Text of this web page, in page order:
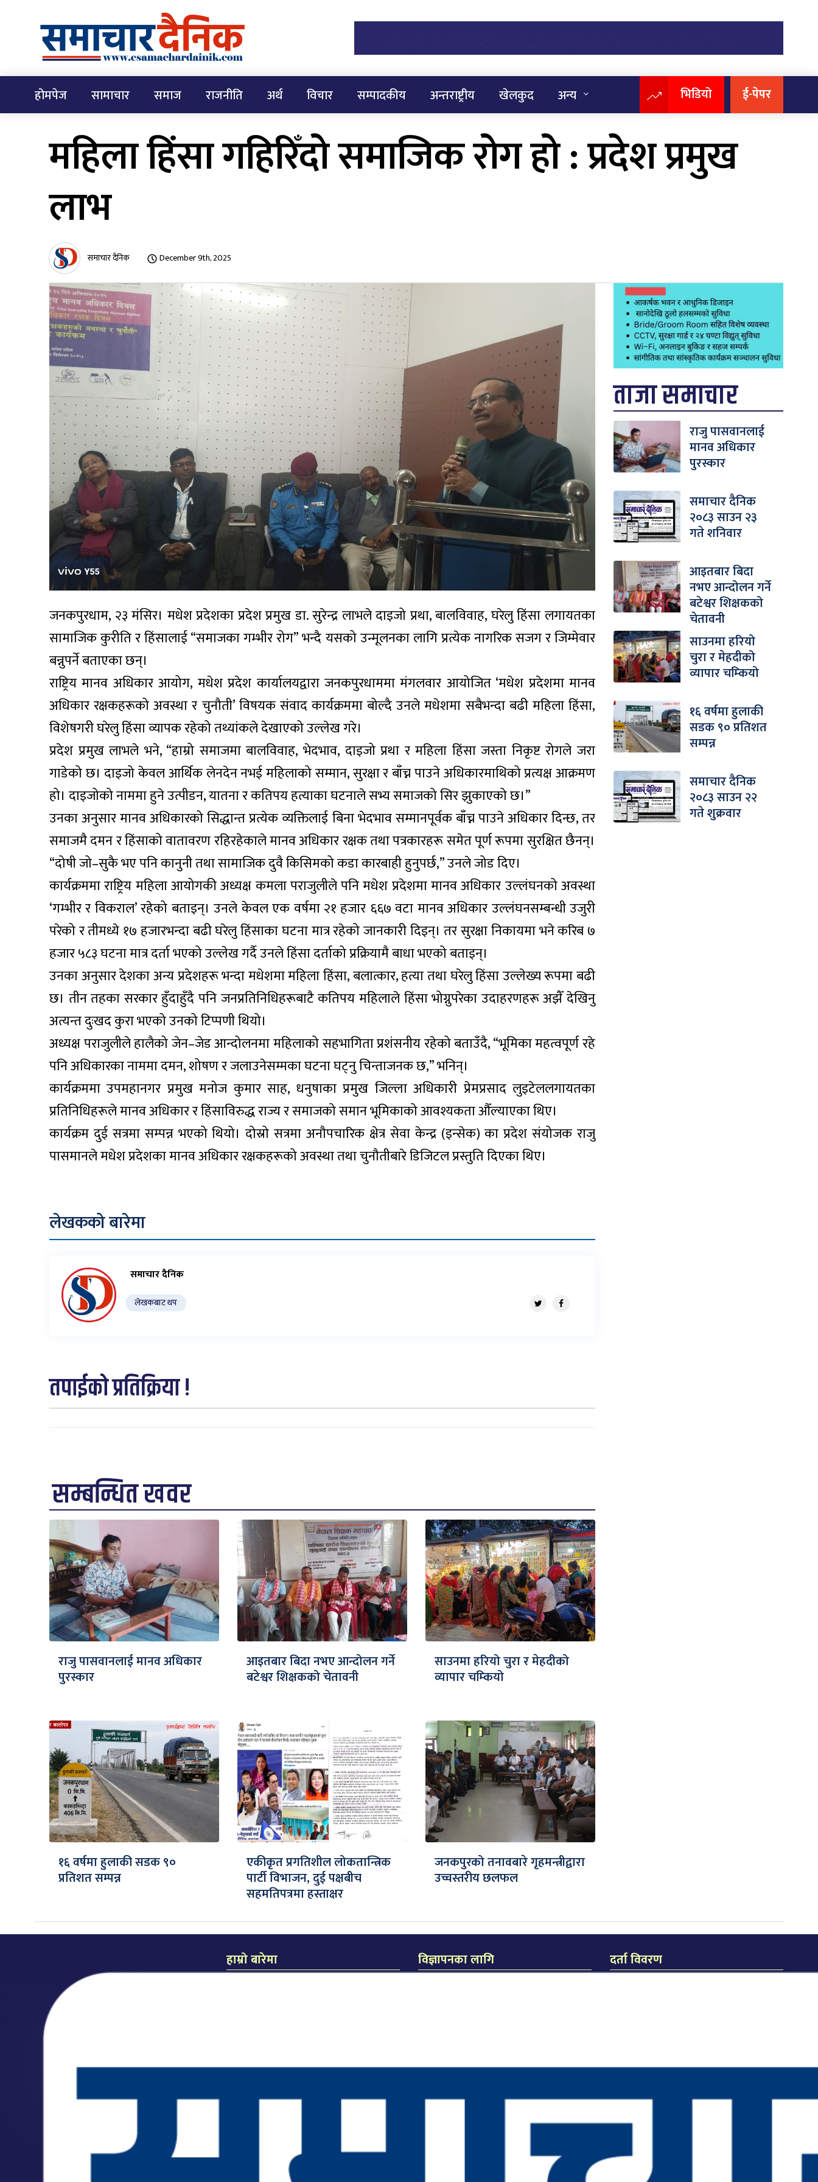
होमपेज सामाचार समाज राजनीति अर्थ विचार सम्पादकीय अन्तराष्ट्रीय खेलकुद अन्य भिडियो ई-पेपर
महिला हिंसा गहिरिँदो समाजिक रोग हो : प्रदेश प्रमुख
लाभ
समाचार दैनिक December 9th, 2025
जनकपुरधाम, २३ मंसिर। मधेश प्रदेशका प्रदेश प्रमुख डा. सुरेन्द्र लाभले दाइजो प्रथा, बालविवाह, घरेलु हिंसा लगायतका
सामाजिक कुरीति र हिंसालाई “समाजका गम्भीर रोग” भन्दै यसको उन्मूलनका लागि प्रत्येक नागरिक सजग र जिम्मेवार
बन्नुपर्ने बताएका छन्।
राष्ट्रिय मानव अधिकार आयोग, मधेश प्रदेश कार्यालयद्वारा जनकपुरधाममा मंगलवार आयोजित ‘मधेश प्रदेशमा मानव
अधिकार रक्षकहरूको अवस्था र चुनौती’ विषयक संवाद कार्यक्रममा बोल्दै उनले मधेशमा सबैभन्दा बढी महिला हिंसा,
विशेषगरी घरेलु हिंसा व्यापक रहेको तथ्यांकले देखाएको उल्लेख गरे।
प्रदेश प्रमुख लाभले भने, “हाम्रो समाजमा बालविवाह, भेदभाव, दाइजो प्रथा र महिला हिंसा जस्ता निकृष्ट रोगले जरा
गाडेको छ। दाइजो केवल आर्थिक लेनदेन नभई महिलाको सम्मान, सुरक्षा र बाँच्न पाउने अधिकारमाथिको प्रत्यक्ष आक्रमण
हो। दाइजोको नाममा हुने उत्पीडन, यातना र कतिपय हत्याका घटनाले सभ्य समाजको सिर झुकाएको छ।”
उनका अनुसार मानव अधिकारको सिद्धान्त प्रत्येक व्यक्तिलाई बिना भेदभाव सम्मानपूर्वक बाँच्न पाउने अधिकार दिन्छ, तर
समाजमै दमन र हिंसाको वातावरण रहिरहेकाले मानव अधिकार रक्षक तथा पत्रकारहरू समेत पूर्ण रूपमा सुरक्षित छैनन्।
“दोषी जो–सुकै भए पनि कानुनी तथा सामाजिक दुवै किसिमको कडा कारबाही हुनुपर्छ,” उनले जोड दिए।
कार्यक्रममा राष्ट्रिय महिला आयोगकी अध्यक्ष कमला पराजुलीले पनि मधेश प्रदेशमा मानव अधिकार उल्लंघनको अवस्था
‘गम्भीर र विकराल’ रहेको बताइन्। उनले केवल एक वर्षमा २१ हजार ६६७ वटा मानव अधिकार उल्लंघनसम्बन्धी उजुरी
परेको र तीमध्ये १७ हजारभन्दा बढी घरेलु हिंसाका घटना मात्र रहेको जानकारी दिइन्। तर सुरक्षा निकायमा भने करिब ७
हजार ५८३ घटना मात्र दर्ता भएको उल्लेख गर्दै उनले हिंसा दर्ताको प्रक्रियामै बाधा भएको बताइन्।
उनका अनुसार देशका अन्य प्रदेशहरू भन्दा मधेशमा महिला हिंसा, बलात्कार, हत्या तथा घरेलु हिंसा उल्लेख्य रूपमा बढी
छ। तीन तहका सरकार हुँदाहुँदै पनि जनप्रतिनिधिहरूबाटै कतिपय महिलाले हिंसा भोग्नुपरेका उदाहरणहरू अझैँ देखिनु
अत्यन्त दुःखद कुरा भएको उनको टिप्पणी थियो।
अध्यक्ष पराजुलीले हालैको जेन–जेड आन्दोलनमा महिलाको सहभागिता प्रशंसनीय रहेको बताउँदै, “भूमिका महत्वपूर्ण रहे
पनि अधिकारका नाममा दमन, शोषण र जलाउनेसम्मका घटना घट्नु चिन्ताजनक छ,” भनिन्।
कार्यक्रममा उपमहानगर प्रमुख मनोज कुमार साह, धनुषाका प्रमुख जिल्ला अधिकारी प्रेमप्रसाद लुइटेललगायतका
प्रतिनिधिहरूले मानव अधिकार र हिंसाविरुद्ध राज्य र समाजको समान भूमिकाको आवश्यकता औँल्याएका थिए।
कार्यक्रम दुई सत्रमा सम्पन्न भएको थियो। दोस्रो सत्रमा अनौपचारिक क्षेत्र सेवा केन्द्र (इन्सेक) का प्रदेश संयोजक राजु
पासमानले मधेश प्रदेशका मानव अधिकार रक्षकहरूको अवस्था तथा चुनौतीबारे डिजिटल प्रस्तुति दिएका थिए।
लेखकको बारेमा
समाचार दैनिक
लेखकबाट थप
तपाईको प्रतिक्रिया !
सम्बन्धित खवर
राजु पासवानलाई मानव अधिकार
पुरस्कार
आइतबार बिदा नभए आन्दोलन गर्ने
बटेश्वर शिक्षकको चेतावनी
साउनमा हरियो चुरा र मेहदीको
व्यापार चम्कियो
१६ वर्षमा हुलाकी सडक ९०
प्रतिशत सम्पन्न
एकीकृत प्रगतिशील लोकतान्त्रिक
पार्टी विभाजन, दुई पक्षबीच
सहमतिपत्रमा हस्ताक्षर
जनकपुरको तनावबारे गृहमन्त्रीद्वारा
उच्चस्तरीय छलफल
ताजा समाचार
राजु पासवानलाई
मानव अधिकार
पुरस्कार
समाचार दैनिक
२०८३ साउन २३
गते शनिवार
आइतबार बिदा
नभए आन्दोलन गर्ने
बटेश्वर शिक्षकको
चेतावनी
साउनमा हरियो
चुरा र मेहदीको
व्यापार चम्कियो
१६ वर्षमा हुलाकी
सडक ९० प्रतिशत
सम्पन्न
समाचार दैनिक
२०८३ साउन २२
गते शुक्रवार
हाम्रो बारेमा विज्ञापनका लागि दर्ता विवरण